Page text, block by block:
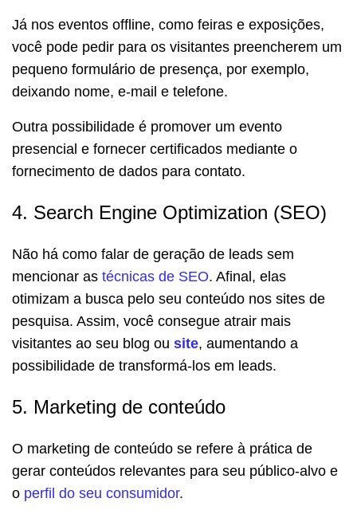
Já nos eventos offline, como feiras e exposições,
você pode pedir para os visitantes preencherem um
pequeno formulário de presença, por exemplo,
deixando nome, e-mail e telefone.
Outra possibilidade é promover um evento
presencial e fornecer certificados mediante o
fornecimento de dados para contato.
4. Search Engine Optimization (SEO)
Não há como falar de geração de leads sem
mencionar as técnicas de SEO. Afinal, elas
otimizam a busca pelo seu conteúdo nos sites de
pesquisa. Assim, você consegue atrair mais
visitantes ao seu blog ou site, aumentando a
possibilidade de transformá-los em leads.
5. Marketing de conteúdo
O marketing de conteúdo se refere à prática de
gerar conteúdos relevantes para seu público-alvo e
o perfil do seu consumidor.